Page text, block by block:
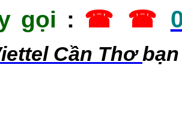
gọi : ☎ ☎
Cần Thơ